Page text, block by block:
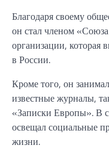
Благодаря своему
он стал членом
организации, которая
в России.
Кроме того, он
известные журналы,
«Записки Европы». В
освещал социальные
жизни.